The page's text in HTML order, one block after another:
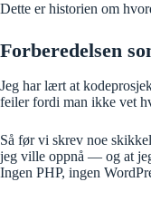
Dette er historien om
Forberedelsen
Jeg har lært at
feiler fordi man ikke vet
Så før vi skrev noe
jeg ville oppnå — og at
Ingen PHP, ingen